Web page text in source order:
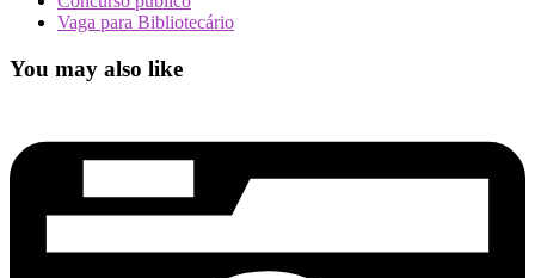
Vaga para Bibliotecário
You may also like